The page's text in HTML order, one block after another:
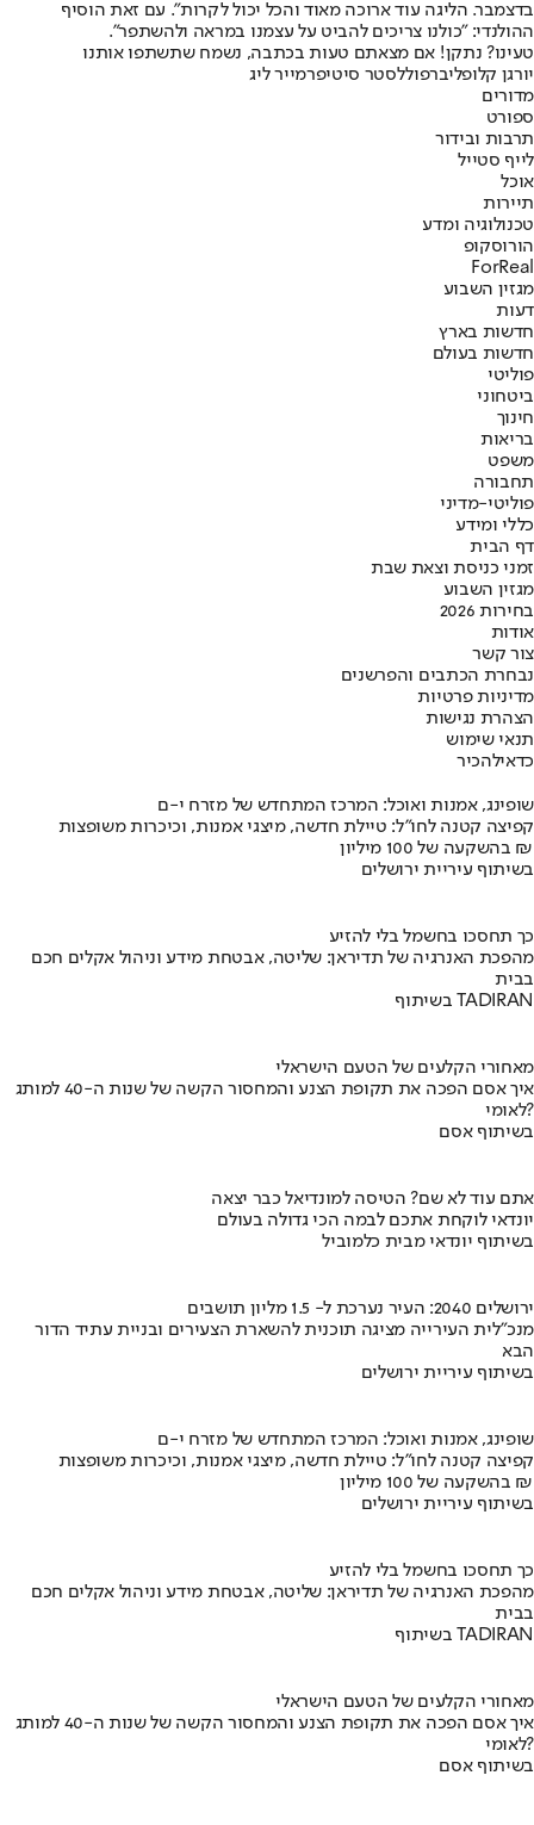
בדצמבר. הליגה עוד ארוכה מאוד והכל יכול לקרות". עם זאת הוסיף
ההולנדי: "כולנו צריכים להביט על עצמנו במראה ולהשתפר".
טעינו? נתקן! אם מצאתם טעות בכתבה, נשמח שתשתפו אותנו
יורגן קלופליברפוללסטר סיטיפרמייר ליג
מדורים
ספורט
תרבות ובידור
לייף סטייל
אוכל
תיירות
טכנולוגיה ומדע
הורוסקופ
ForReal
מגזין השבוע
דעות
חדשות בארץ
חדשות בעולם
פוליטי
ביטחוני
חינוך
בריאות
משפט
תחבורה
פוליטי-מדיני
כללי ומידע
דף הבית
זמני כניסת וצאת שבת
מגזין השבוע
בחירות 2026
אודות
צור קשר
נבחרת הכתבים והפרשנים
מדיניות פרטיות
הצהרת נגישות
תנאי שימוש
כדאילהכיר
שופינג, אמנות ואוכל: המרכז המתחדש של מזרח י-ם
קפיצה קטנה לחו"ל: טיילת חדשה, מיצגי אמנות, וכיכרות משופצות
בהשקעה של 100 מיליון ₪
בשיתוף עיריית ירושלים
כך תחסכו בחשמל בלי להזיע
מהפכת האנרגיה של תדיראן: שליטה, אבטחת מידע וניהול אקלים חכם
בבית
בשיתוף TADIRAN
מאחורי הקלעים של הטעם הישראלי
איך אסם הפכה את תקופת הצנע והמחסור הקשה של שנות ה-40 למותג
לאומי?
בשיתוף אסם
אתם עוד לא שם? הטיסה למונדיאל כבר יצאה
יונדאי לוקחת אתכם לבמה הכי גדולה בעולם
בשיתוף יונדאי מבית כלמוביל
ירושלים 2040: העיר נערכת ל- 1.5 מליון תושבים
מנכ"לית העירייה מציגה תוכנית להשארת הצעירים ובניית עתיד הדור
הבא
בשיתוף עיריית ירושלים
שופינג, אמנות ואוכל: המרכז המתחדש של מזרח י-ם
קפיצה קטנה לחו"ל: טיילת חדשה, מיצגי אמנות, וכיכרות משופצות
בהשקעה של 100 מיליון ₪
בשיתוף עיריית ירושלים
כך תחסכו בחשמל בלי להזיע
מהפכת האנרגיה של תדיראן: שליטה, אבטחת מידע וניהול אקלים חכם
בבית
בשיתוף TADIRAN
מאחורי הקלעים של הטעם הישראלי
איך אסם הפכה את תקופת הצנע והמחסור הקשה של שנות ה-40 למותג
לאומי?
בשיתוף אסם